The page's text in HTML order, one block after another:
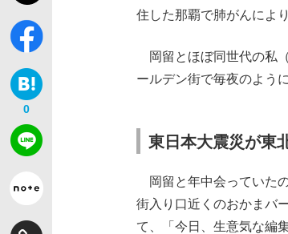
0
住した那覇で肺がんによ
岡留とほぼ同世代の私
ールデン街で毎夜のよう
東日本大震災が東
岡留と年中会っていた
街入り口近くのおかまバ
て、「今日、生意気な編